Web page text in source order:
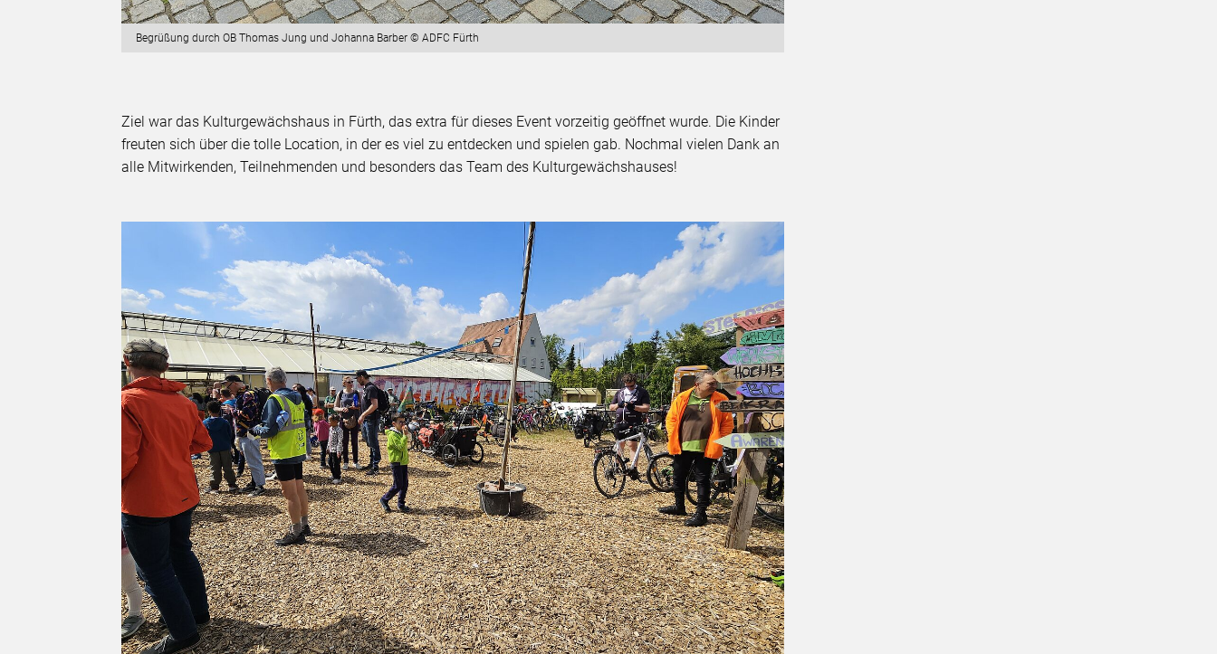
Begrüßung durch OB Thomas Jung und Johanna Barber © ADFC Fürth
Ziel war das Kulturgewächshaus in Fürth, das extra für dieses Event vorzeitig geöffnet wurde. Die Kinder
freuten sich über die tolle Location, in der es viel zu entdecken und spielen gab. Nochmal vielen Dank an
alle Mitwirkenden, Teilnehmenden und besonders das Team des Kulturgewächshauses!